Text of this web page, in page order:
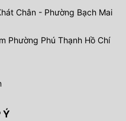
Chân - Phường Bạch Mai
Phường Phú Thạnh Hồ Chí
Ý